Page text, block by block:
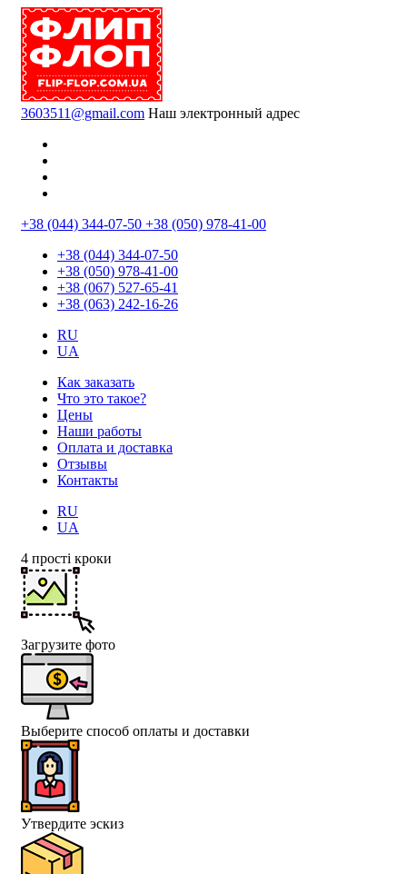
3603511@gmail.com Наш электронный адрес
Messenger
+38 (044) 344-07-50 +38 (050) 978-41-00
+38 (044) 344-07-50
+38 (050) 978-41-00
+38 (067) 527-65-41
+38 (063) 242-16-26
RU
UA
Открыть
меню
Как заказать
Что это такое?
Цены
Наши работы
Оплата и доставка
Отзывы
Контакты
RU
UA
4 прості кроки
Загрузите фото
Выберите способ оплаты и доставки
Утвердите эскиз